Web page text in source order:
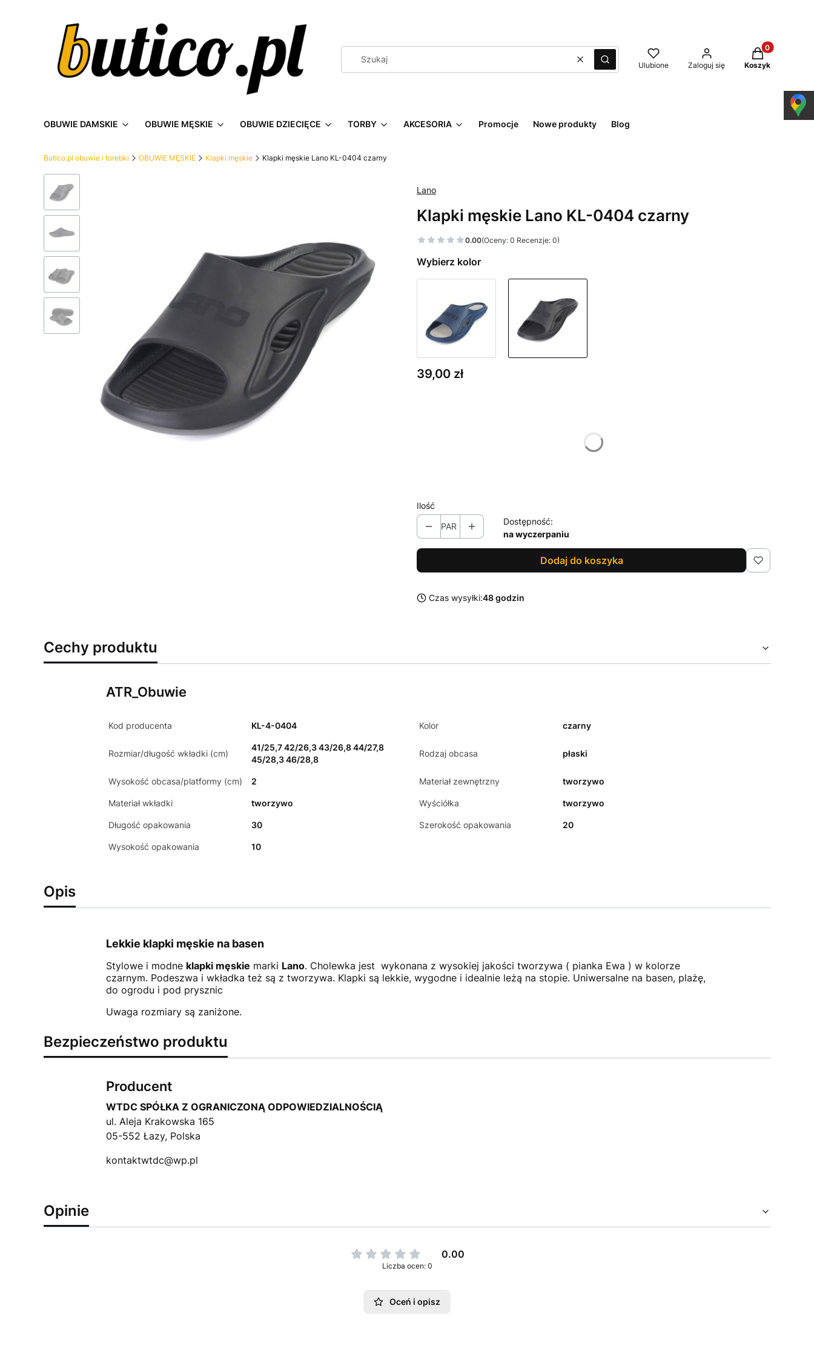
WyczyśćSzukaj Ulubione Zaloguj się
Produkty w
Koszyk
OBUWIE DAMSKIE OBUWIE MĘSKIE OBUWIE DZIECIĘCE TORBY AKCESORIA Promocje Nowe produkty Blog
Butico.pl obuwie i torebki OBUWIE MĘSKIE Klapki męskie Klapki męskie Lano KL-0404 czarny
Lano
Klapki męskie Lano KL-0404 czarny
0.00(Oceny: 0 Recenzje: 0)
Wybierz kolor
Cena
39,00 zł
Ilość
PAR
Dostępność:
na wyczerpaniu
Dodaj do koszyka
Czas wysyłki:48 godzin
Cechy produktu
ATR_Obuwie
Kod producenta KL-4-0404 Kolor czarny
Rozmiar/długość wkładki (cm)
41/25,7 42/26,3 43/26,8 44/27,8
45/28,3 46/28,8
Rodzaj obcasa płaski
Wysokość obcasa/platformy (cm) 2 Materiał zewnętrzny tworzywo
Materiał wkładki tworzywo Wyściółka tworzywo
Długość opakowania 30 Szerokość opakowania 20
Wysokość opakowania 10
Opis
Lekkie klapki męskie na basen
Stylowe i modne klapki męskie marki Lano. Cholewka jest wykonana z wysokiej jakości tworzywa ( pianka Ewa ) w kolorze
czarnym. Podeszwa i wkładka też są z tworzywa. Klapki są lekkie, wygodne i idealnie leżą na stopie. Uniwersalne na basen, plażę,
do ogrodu i pod prysznic
Uwaga rozmiary są zaniżone.
Bezpieczeństwo produktu
Producent
WTDC SPÓŁKA Z OGRANICZONĄ ODPOWIEDZIALNOŚCIĄ
ul. Aleja Krakowska 165
05-552 Łazy, Polska
kontaktwtdc@wp.pl
Opinie
0.00
Liczba ocen: 0
Oceń i opisz